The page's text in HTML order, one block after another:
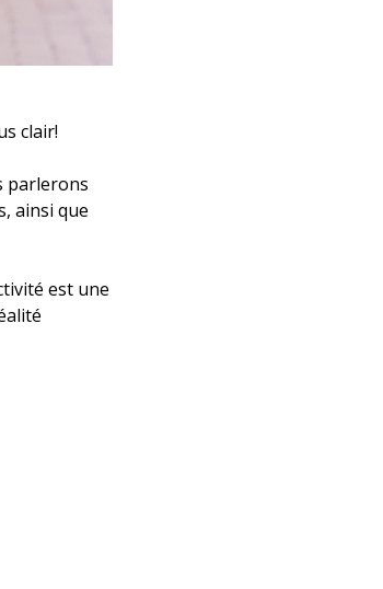
clair!
parlerons
ainsi que
est une